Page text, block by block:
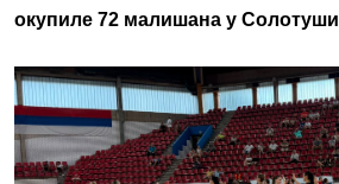
окупиле 72 малишана у Солотуши